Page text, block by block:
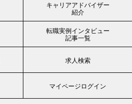
キャリアアドバイザー
紹介
転職実例インタビュー
記事一覧
求人検索
マイページログイン